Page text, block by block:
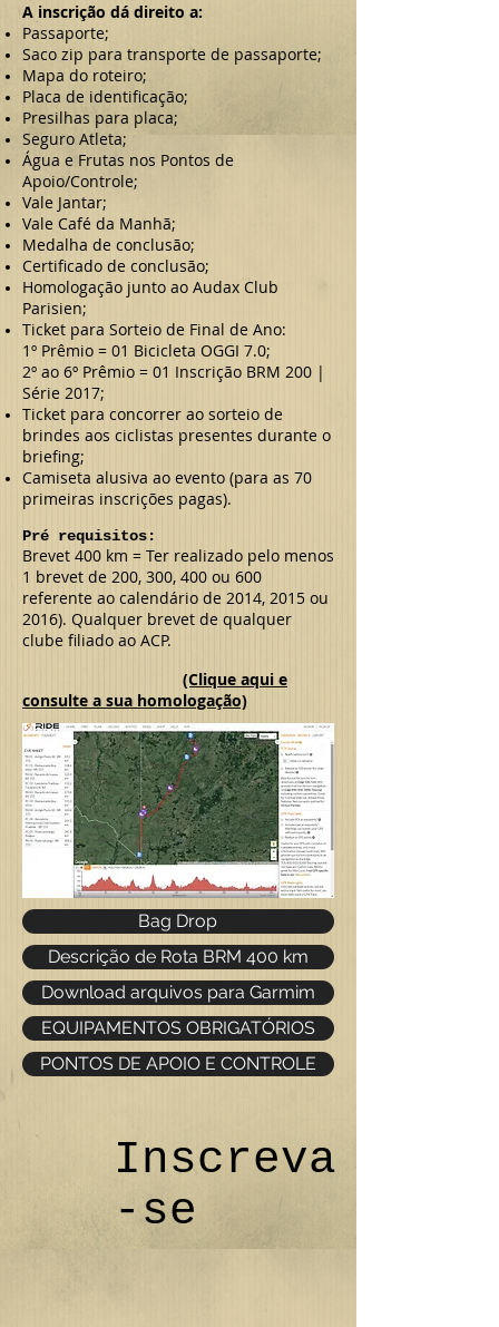
A inscrição dá direito a:
Passaporte;
Saco zip para transporte de passaporte;
Mapa do roteiro;
Placa de identificação;
Presilhas para placa;
Seguro Atleta;
Água e Frutas nos Pontos de
Apoio/Controle;
Vale Jantar;
Vale Café da Manhã;
Medalha de conclusão;
Certificado de conclusão;
Homologação junto ao Audax Club
Parisien;
Ticket para Sorteio de Final de Ano:
1º Prêmio = 01 Bicicleta OGGI 7.0;
2º ao 6º Prêmio = 01 Inscrição BRM 200 |
Série 2017;
Ticket para concorrer ao sorteio de
brindes aos ciclistas presentes durante o
briefing;
Camiseta alusiva ao evento (para as 70
primeiras inscrições pagas).
Pré requisitos:
Brevet 400 km = Ter realizado pelo menos
1 brevet de 200, 300, 400 ou 600
referente ao calendário de 2014, 2015 ou
2016). Qualquer brevet de qualquer
clube filiado ao ACP.
(Clique aqui e
consulte a sua homologação)
Bag Drop
Descrição de Rota BRM 400 km
Download arquivos para Garmim
EQUIPAMENTOS OBRIGATÓRIOS
PONTOS DE APOIO E CONTROLE
Inscreva
-se